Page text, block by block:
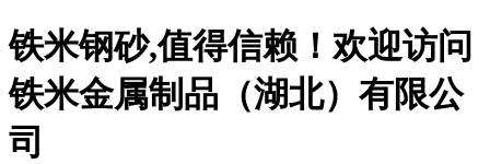
铁米钢砂,值得信赖！欢迎访问
铁米金属制品（湖北）有限公
司